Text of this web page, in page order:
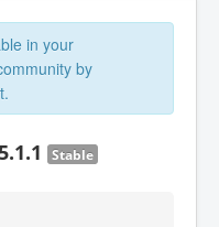
in your
by
Stable